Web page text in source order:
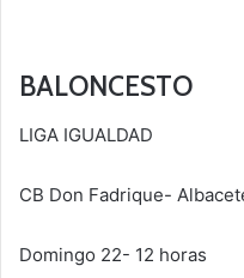
BALONCESTO
LIGA IGUALDAD
CB Don Fadrique-
Domingo 22- 12 horas